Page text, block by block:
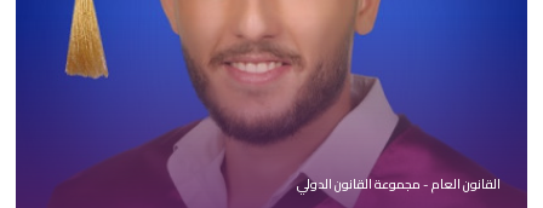
القانون العام - مجموعة القانون الدولي